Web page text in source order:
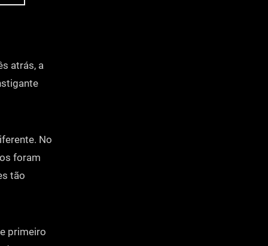
atrás, a
No
foram
tão
primeiro